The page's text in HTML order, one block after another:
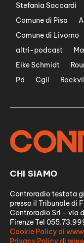
Stefania Saccardi
Comune di Pisa
Comune di Livorno
altri-podcast
Eike Schmidt
Pd
Cgil
CHI SIAMO
Controradio testata
presso il Tribunale di
Controradio Srl - via
Firenze Tel
Cookie Policy di
Privacy Policy di